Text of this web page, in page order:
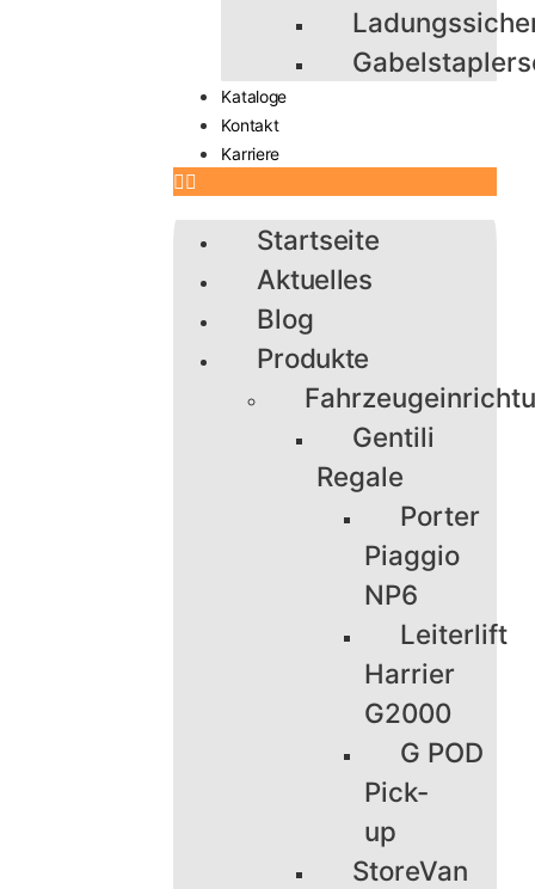
Kataloge
Kontakt
Karriere
Startseite
Aktuelles
Blog
Produkte
Gentili
Regale
Porter
Piaggio
NP6
Leiterlift
Harrier
G2000
G POD
Pick-
up
StoreVan